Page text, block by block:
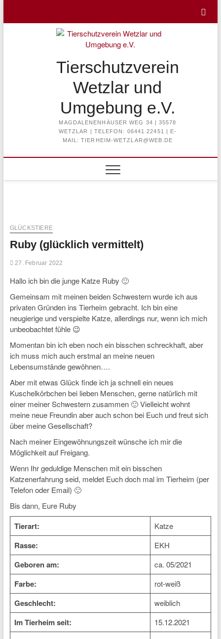
content
Tierschutzverein
Wetzlar und
Umgebung e.V.
MAGDALENENHÄUSER WEG 34 | 35578
WETZLAR | TELEFON: 06441 22451 | E-
MAIL: TIERHEIM-WETZLAR@WEB.DE
GLÜCKSTIERE
Ruby (glücklich vermittelt)
27. Februar 2022
Hallo ich bin die junge Katze Ruby 🙂
Gemeinsam mit meinen beiden Schwestern wurde ich aus
privaten Gründen ins Tierheim gebracht. Ich bin eine
neugierige und verspielte Katze, allerdings nur, wenn ich mich
unbeobachtet fühle 😉
Momentan bin ich eben noch ein bisschen schreckhaft, aber
ich muss mich auch erstmal an meine neuen
Lebensumstände gewöhnen….
Aber mit etwas Glück finde ich ja schnell ein neues
Kuschelkörbchen bei lieben Menschen, gerne natürlich mit
einer meiner Schwestern zusammen 🙂 Vielleicht wohnt
meine neue Freundin aber auch schon bei Euch und freut sich
über meine Gesellschaft?
Nach meiner Eingewöhnungszeit wünsche ich mir die
Möglichkeit auf Freigang.
Wenn Ihr geduldige Menschen mit ein bisschen
Katzenerfahrung seid, meldet Euch doch mal im Tierheim (per
Telefon oder Email) 🙂
Bis dann, Eure Ruby
Tierart: Katze
Rasse: EKH
Geboren am: ca. 05/2021
Farbe: rot-weiß
Geschlecht: weiblich
Im Tierheim seit: 15.12.2021